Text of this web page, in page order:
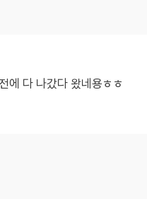
에 다 나갔다 왔네용ㅎㅎ